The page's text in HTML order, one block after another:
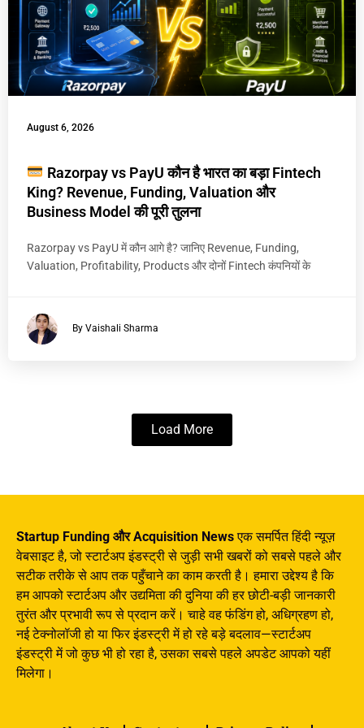
August 6, 2026
Razorpay vs PayU कौन है भारत का बड़ा Fintech
King? Revenue, Funding, Valuation और
Business Model की पूरी तुलना
Razorpay vs PayU में कौन आगे है? जानिए Revenue, Funding,
Valuation, Profitability, Products और दोनों Fintech कंपनियों के
By Vaishali Sharma
Load More
Startup Funding और Acquisition Newsएक समर्पित हिंदी न्यूज़
वेबसाइट है, जो स्टार्टअप इंडस्ट्री से जुड़ी सभी खबरों को सबसे पहले और
सटीक तरीके से आप तक पहुँचाने का काम करती है। हमारा उद्देश्य है कि
हम आपको स्टार्टअप और उद्यमिता की दुनिया की हर छोटी-बड़ी जानकारी
तुरंत और प्रभावी रूप से प्रदान करें। चाहे वह फंडिंग हो, अधिग्रहण हो,
नई टेक्नोलॉजी हो या फिर इंडस्ट्री में हो रहे बड़े बदलाव—स्टार्टअप
इंडस्ट्री में जो कुछ भी हो रहा है, उसका सबसे पहले अपडेट आपको यहीं
मिलेगा।